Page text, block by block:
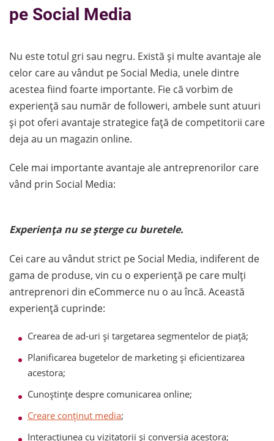
pe Social Media
Nu este totul gri sau negru. Există și multe avantaje ale
celor care au vândut pe Social Media, unele dintre
acestea fiind foarte importante. Fie că vorbim de
experiență sau număr de followeri, ambele sunt atuuri
și pot oferi avantaje strategice față de competitorii care
deja au un magazin online.
Cele mai importante avantaje ale antreprenorilor care
vând prin Social Media:
Experiența nu se șterge cu buretele.
Cei care au vândut strict pe Social Media, indiferent de
gama de produse, vin cu o experiență pe care mulți
antreprenori din eCommerce nu o au încă. Această
experiență cuprinde:
Crearea de ad-uri și targetarea segmentelor de piață;
Planificarea bugetelor de marketing și eficientizarea
acestora;
Cunoștințe despre comunicarea online;
Creare conținut media;
Interacțiunea cu vizitatorii și conversia acestora;